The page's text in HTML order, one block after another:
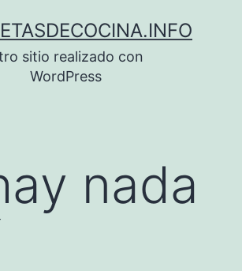
sitio realizado con
WordPress
nada